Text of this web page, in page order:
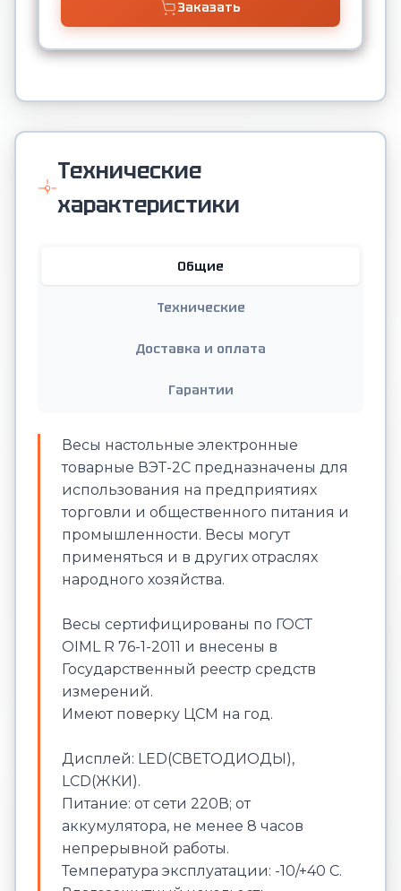
Заказать
Технические
характеристики
Общие
Технические
Доставка и оплата
Гарантии
Весы настольные электронные
товарные ВЭТ-2С предназначены для
использования на предприятиях
торговли и общественного питания и
промышленности. Весы могут
применяться и в других отраслях
народного хозяйства.
Весы сертифицированы по ГОСТ
OIML R 76-1-2011 и внесены в
Государственный реестр средств
измерений.
Имеют поверку ЦСМ на год.
Дисплей: LЕD(СВЕТОДИОДЫ),
LСD(ЖКИ).
Питание: от сети 220В; от
аккумулятора, не менее 8 часов
непрерывной работы.
Температура эксплуатации: -10/+40 С.